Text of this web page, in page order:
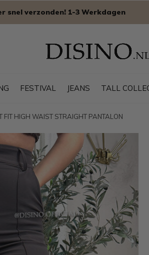
FESTIVAL JEANS TALL
snel verzonden! 1-3 Werkdagen
HIGH WAIST STRAIGHT PANTALON